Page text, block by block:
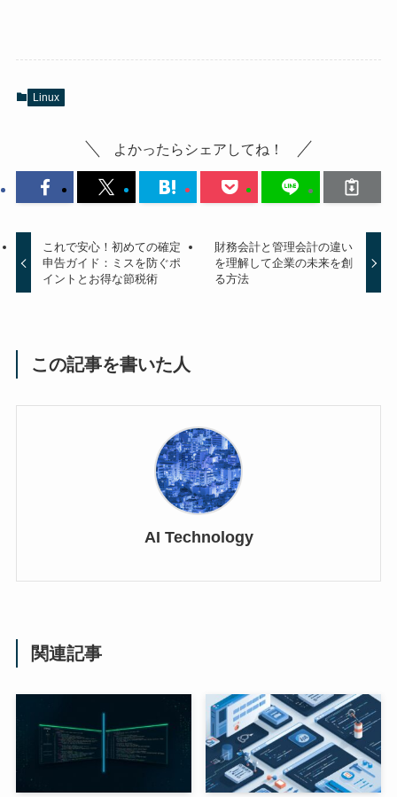
Linux
よかったらシェアしてね！
これで安心！初めての確定
申告ガイド：ミスを防ぐポ
イントとお得な節税術
財務会計と管理会計の違い
を理解して企業の未来を創
る方法
この記事を書いた人
AI Technology
関連記事